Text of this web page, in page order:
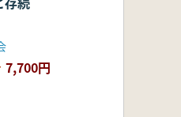
7,700円